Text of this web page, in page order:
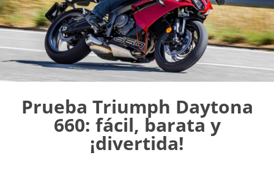
Prueba Triumph Daytona
660: fácil, barata y
¡divertida!